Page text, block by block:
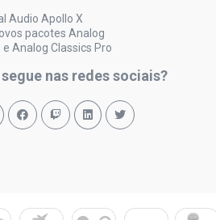
Audio Apollo X
pacotes Analog
e Analog Classics Pro
nas redes sociais?